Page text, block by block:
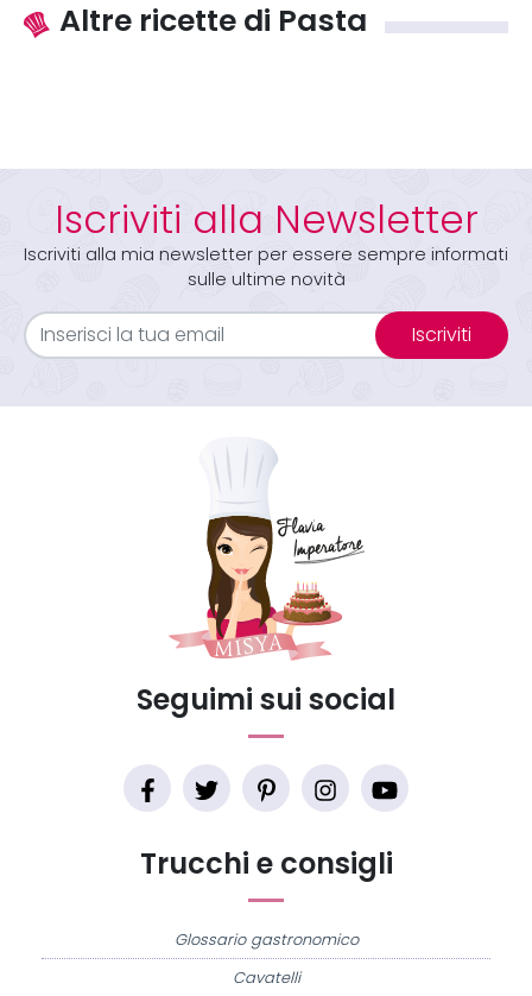
Altre ricette di Pasta
Iscriviti alla Newsletter
Iscriviti alla mia newsletter per essere sempre informati
sulle ultime novità
Iscriviti
Trucchi e consigli
Glossario gastronomico
Cavatelli
Seguimi sui social